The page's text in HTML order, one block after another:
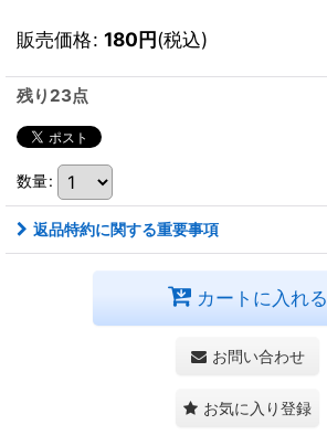
販売価格: 180円(税込)
残り23点
数量:
返品特約に関する重要事項
カートに入れる
お問い合わせ
お気に入り登録